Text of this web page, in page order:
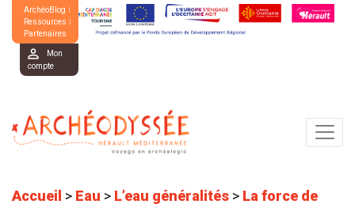
ArchéoBlog
Ressources
Partenaires
Mon
compte
Accueil > Eau > L’eau généralités > La force de